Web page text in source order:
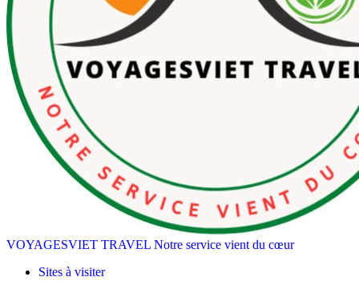
VOYAGESVIET TRAVEL Notre service vient du cœur
Sites à visiter